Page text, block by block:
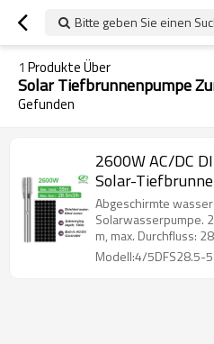
Bitte geben Sie einen
1 Produkte Über
Solar Tiefbrunnenpumpe
Gefunden
2600W AC/DC
Solar-
Bewässerung
Solarpumpe für
Abgeschirmte
Solarwasserpumpe.
m, max. Durchfluss:
Modell:4/5DFS28.5-